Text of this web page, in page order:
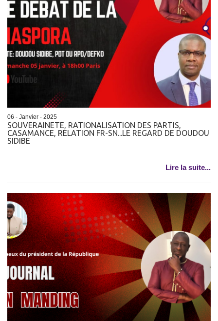
06 - Janvier - 2025
SOUVERAINETE, RATIONALISATION DES PARTIS,
CASAMANCE, RELATION FR-SN...LE REGARD DE DOUDOU
SIDIBE
Lire la suite...